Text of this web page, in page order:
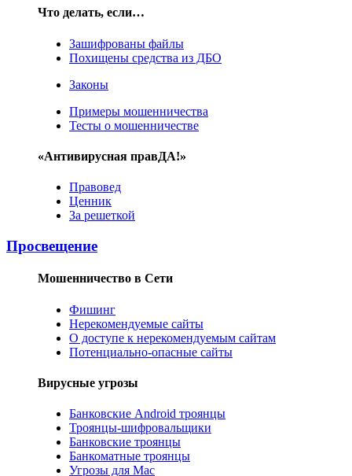
Что делать, если…
Зашифрованы файлы
Похищены средства из ДБО
Законы
Примеры мошенничества
Тесты о мошенничестве
«Антивирусная правДА!»
Правовед
Ценник
За решеткой
Просвещение
Мошенничество в Сети
Фишинг
Нерекомендуемые сайты
О доступе к нерекомендуемым сайтам
Потенциально-опасные сайты
Вирусные угрозы
Банковские Android троянцы
Троянцы-шифровальщики
Банковские троянцы
Банкоматные троянцы
Угрозы для Mac